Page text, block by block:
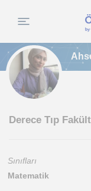
Derece Tıp
Sınıfları
Matematik